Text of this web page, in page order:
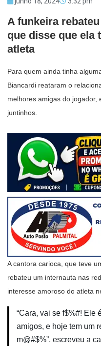
A funkeira
que disse que ela
atleta
Para quem ainda tinha
Biancardi reataram o
melhores amigas do jogador,
juntinhos.
A cantora carioca, que teve
rebateu um internauta nas
interesse amoroso do atleta
“Cara, vai se f$%#! Ele
amigos, e hoje tem um
m@#$%”, escreveu a